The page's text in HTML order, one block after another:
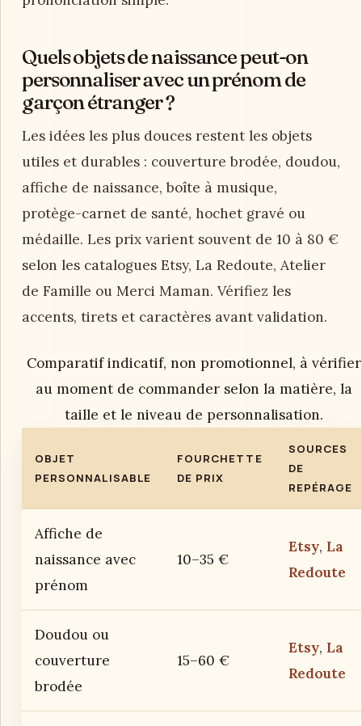
Quels objets de naissance peut-on
personnaliser avec un prénom de
garçon étranger ?
Les idées les plus douces restent les objets
utiles et durables : couverture brodée, doudou,
affiche de naissance, boîte à musique,
protège-carnet de santé, hochet gravé ou
médaille. Les prix varient souvent de 10 à 80 €
selon les catalogues Etsy, La Redoute, Atelier
de Famille ou Merci Maman. Vérifiez les
accents, tirets et caractères avant validation.
Comparatif indicatif, non promotionnel, à vérifier
au moment de commander selon la matière, la
taille et le niveau de personnalisation.
OBJET
PERSONNALISABLE
FOURCHETTE
DE PRIX
SOURCES
DE
REPÉRAGE
Affiche de
naissance avec
prénom
10–35 €
Etsy, La
Redoute
Doudou ou
couverture
brodée
15–60 €
Etsy, La
Redoute